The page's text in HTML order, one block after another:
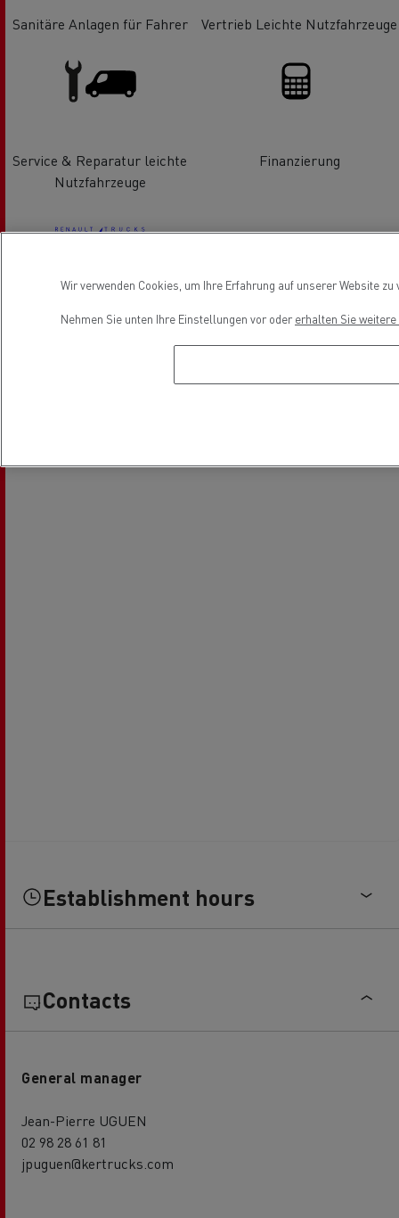
Sanitäre Anlagen für Fahrer Vertrieb Leichte Nutzfahrzeuge
Service & Reparatur leichte
Nutzfahrzeuge
Finanzierung
Elektrofahrzeuge
Establishment hours
Contacts
General manager
Jean-Pierre UGUEN
02 98 28 61 81
jpuguen@kertrucks.com
Wir verwenden Cookies, um Ihre Erfahrung auf unserer Website
Nehmen Sie unten Ihre Einstellungen vor oder erhalten Sie